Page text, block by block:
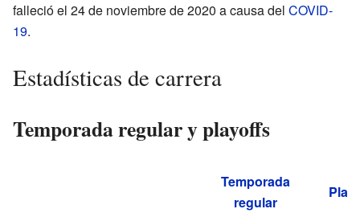
falleció el 24 de noviembre de 2020 a causa del COVID-
19.
Estadísticas de carrera
Temporada regular y playoffs
Temporada
regular